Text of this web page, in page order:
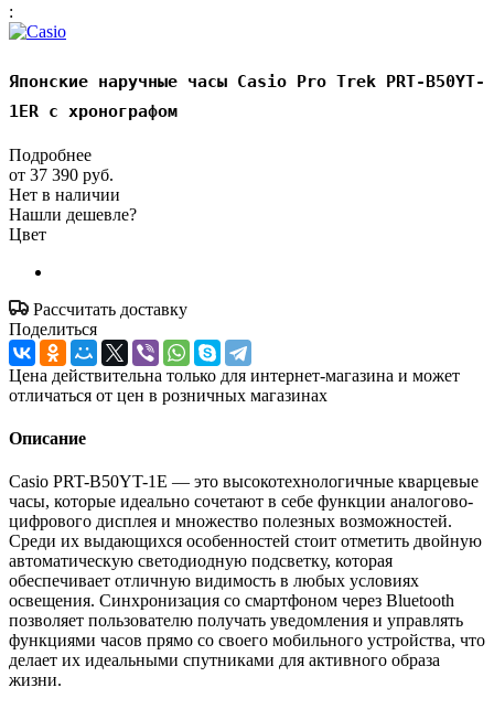
:
Японские наручные часы Casio Pro Trek PRT-B50YT-
1ER с хронографом
Подробнее
от 37 390 руб.
Нет в наличии
Нашли дешевле?
Цвет
Рассчитать доставку
Поделиться
Цена действительна только для интернет-магазина и может
отличаться от цен в розничных магазинах
Описание
Casio PRT-B50YT-1E — это высокотехнологичные кварцевые
часы, которые идеально сочетают в себе функции аналогово-
цифрового дисплея и множество полезных возможностей.
Среди их выдающихся особенностей стоит отметить двойную
автоматическую светодиодную подсветку, которая
обеспечивает отличную видимость в любых условиях
освещения. Синхронизация со смартфоном через Bluetooth
позволяет пользователю получать уведомления и управлять
функциями часов прямо со своего мобильного устройства, что
делает их идеальными спутниками для активного образа
жизни.